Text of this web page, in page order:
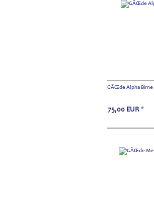
GÃŒde Alpha Birne
75,00 EUR *